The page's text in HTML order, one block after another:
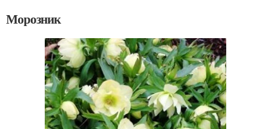
Морозник